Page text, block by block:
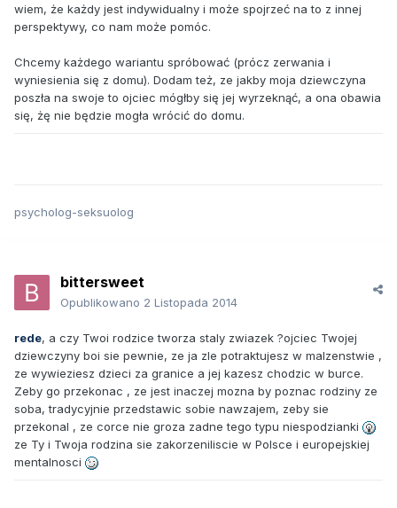
wiem, że każdy jest indywidualny i może spojrzeć na to z innej
perspektywy, co nam może pomóc.
Chcemy każdego wariantu spróbować (prócz zerwania i
wyniesienia się z domu). Dodam też, ze jakby moja dziewczyna
poszła na swoje to ojciec mógłby się jej wyrzeknąć, a ona obawia
się, żę nie będzie mogła wrócić do domu.
psycholog-seksuolog
bittersweet
Opublikowano 2 Listopada 2014
rede, a czy Twoi rodzice tworza staly zwiazek ?ojciec Twojej
dziewczyny boi sie pewnie, ze ja zle potraktujesz w malzenstwie ,
ze wywieziesz dzieci za granice a jej kazesz chodzic w burce.
Zeby go przekonac , ze jest inaczej mozna by poznac rodziny ze
soba, tradycyjnie przedstawic sobie nawzajem, zeby sie
przekonal , ze corce nie groza zadne tego typu niespodzianki
ze Ty i Twoja rodzina sie zakorzeniliscie w Polsce i europejskiej
mentalnosci